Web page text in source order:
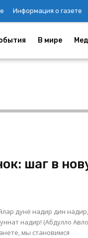
Информация о газете
В мире
шаг в
надир дин надир,
Авлоний)
мы становимся